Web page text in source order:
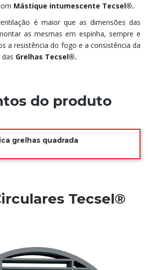
Mástique intumescente Tecsel®.
é maior que as dimensões das
as mesmas em espinha, sempre e
a resistência do fogo e a consistência da
Grelhas Tecsel®.
do produto
grelhas quadrada
Tecsel®